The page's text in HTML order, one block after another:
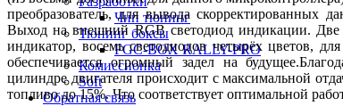
Чип тюнинг
Тюнинг боксы
FGC-BOX RALLY-PRO
Комиссионка
Soft
Обратная связь
преобразователь, для вывода скорректированных
Выход на внешний RGB светодиод индикации.
индикатор, восемь светодиодов четырёх цветов,
обеспечивается огромный задел на
цилиндре двигателя происходит с максимальной
топливо до 15%. Что соответствует оптимальной